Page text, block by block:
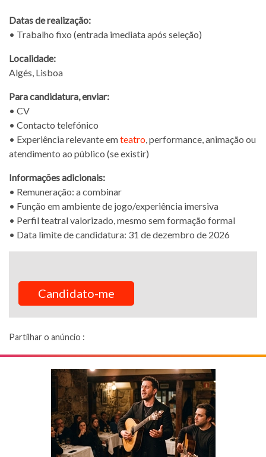
Datas de realização:
• Trabalho fixo (entrada imediata após seleção)
Localidade:
Algés, Lisboa
Para candidatura, enviar:
• CV
• Contacto telefónico
• Experiência relevante emteatro, performance, animação ou
atendimento ao público (se existir)
Informações adicionais:
• Remuneração: a combinar
• Função em ambiente de jogo/experiência imersiva
• Perfil teatral valorizado, mesmo sem formação formal
• Data limite de candidatura: 31 de dezembro de 2026
Candidato-me
Partilhar o anúncio :